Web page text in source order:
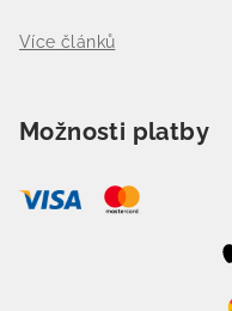
Více článků
Možnosti platby